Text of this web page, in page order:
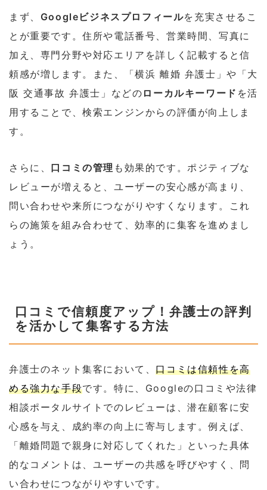
まず、 Googleビジネスプロフィールを充実させるこ
とが重要です。住所や電話番号、営業時間、写真に
加え、専門分野や対応エリアを詳しく記載すると信
頼感が増します。また、「横浜 離婚 弁護士」や「大
阪 交通事故 弁護士」などの ローカルキーワード を活
用することで、検索エンジンからの評価が向上しま
す。
さらに、 口コミの管理 も効果的です。ポジティブな
レビューが増えると、ユーザーの安心感が高まり、
問い合わせや来所につながりやすくなります。これ
らの施策を組み合わせて、効率的に集客を進めまし
ょう。
口コミで信頼度アップ！弁護士の評判
を活かして集客する方法
弁護士のネット集客において、口コミは信頼性を高
める強力な手段です。特に、Googleの口コミや法律
相談ポータルサイトでのレビューは、潜在顧客に安
心感を与え、成約率の向上に寄与します。例えば、
「離婚問題で親身に対応してくれた」といった具体
的なコメントは、ユーザーの共感を呼びやすく、問
い合わせにつながりやすいです。